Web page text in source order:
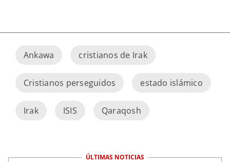
Ankawa cristianos de Irak
Cristianos perseguidos estado islámico
Irak ISIS Qaraqosh
ÚLTIMAS NOTICIAS